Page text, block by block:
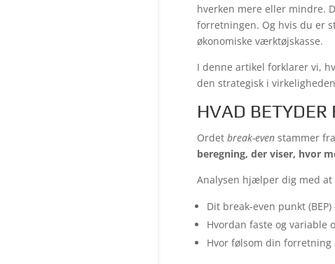
hverken mere eller mindre.
forretningen. Og hvis du er
økonomiske værktøjskasse.
I denne artikel forklarer vi,
den strategisk i
HVAD
Ordet break-evenstammer fra
beregning, der viser, hvor
Analysen hjælper dig med
Dit break-even punkt
Hvordan faste og
Hvor følsom din